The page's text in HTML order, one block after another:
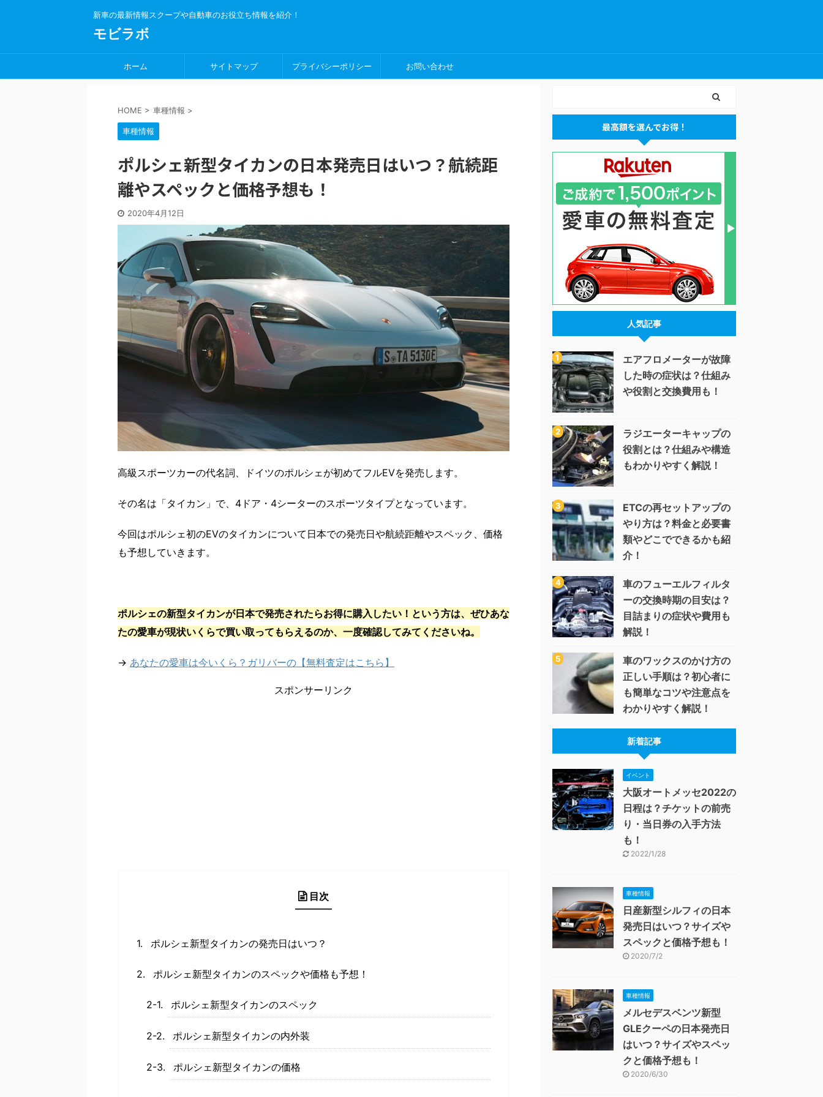
新車の最新情報スクープや自動車のお役立ち情報を紹介！
モビラボ
ホーム サイトマップ プライバシーポリシー お問い合わせ
HOME > 車種情報 >
車種情報
ポルシェ新型タイカンの日本発売日はいつ？航続距
離やスペックと価格予想も！
2020年4月12日
高級スポーツカーの代名詞、ドイツのポルシェが初めてフルEVを発売します。
その名は「タイカン」で、4ドア・4シーターのスポーツタイプとなっています。
今回はポルシェ初のEVのタイカンについて日本での発売日や航続距離やスペック、価格
も予想していきます。
ポルシェの新型タイカンが日本で発売されたらお得に購入したい！という方は、ぜひあな
たの愛車が現状いくらで買い取ってもらえるのか、一度確認してみてくださいね。
→ あなたの愛車は今いくら？ガリバーの【無料査定はこちら】
スポンサーリンク
目次
ポルシェ新型タイカンの発売日はいつ？
ポルシェ新型タイカンのスペックや価格も予想！
ポルシェ新型タイカンのスペック
ポルシェ新型タイカンの内外装
ポルシェ新型タイカンの価格
最高額を選んでお得！
人気記事
エアフロメーターが故障
した時の症状は？仕組み
や役割と交換費用も！
ラジエーターキャップの
役割とは？仕組みや構造
もわかりやすく解説！
ETCの再セットアップの
やり方は？料金と必要書
類やどこでできるかも紹
介！
車のフューエルフィルタ
ーの交換時期の目安は？
目詰まりの症状や費用も
解説！
車のワックスのかけ方の
正しい手順は？初心者に
も簡単なコツや注意点を
わかりやすく解説！
新着記事
イベント
大阪オートメッセ2022の
日程は？チケットの前売
り・当日券の入手方法
も！
2022/1/28
車種情報
日産新型シルフィの日本
発売日はいつ？サイズや
スペックと価格予想も！
2020/7/2
車種情報
メルセデスベンツ新型
GLEクーペの日本発売日
はいつ？サイズやスペッ
クと価格予想も！
2020/6/30